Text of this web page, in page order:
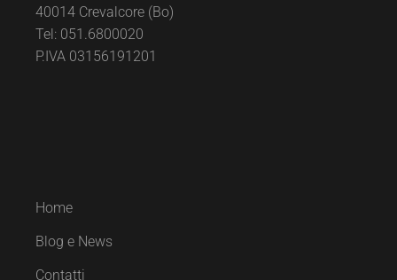
40014 Crevalcore (Bo)
Tel: 051.6800020
P.IVA 03156191201
Home
Blog e News
Contatti